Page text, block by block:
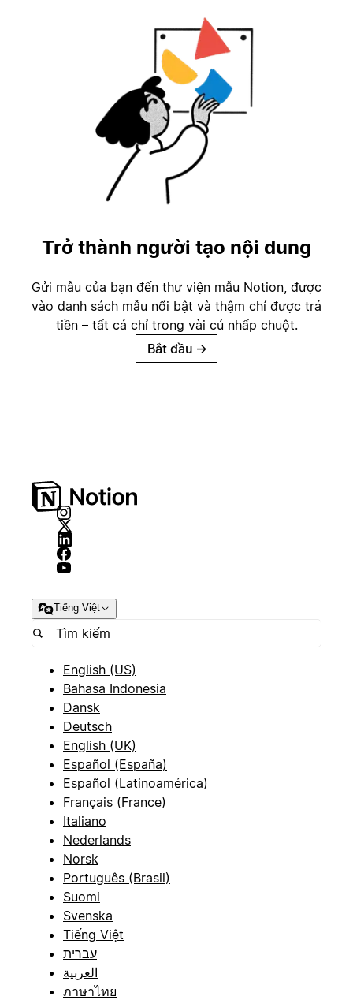
Trở thành người tạo nội dung
Gửi mẫu của bạn đến thư viện mẫu Notion, được
vào danh sách mẫu nổi bật và thậm chí được trả
tiền – tất cả chỉ trong vài cú nhấp chuột.
Bắt đầu →
Tiếng Việt
English (US)
Bahasa Indonesia
Dansk
Deutsch
English (UK)
Español (España)
Español (Latinoamérica)
Français (France)
Italiano
Nederlands
Norsk
Português (Brasil)
Suomi
Svenska
Tiếng Việt
עברית
العربية
ภาษาไทย